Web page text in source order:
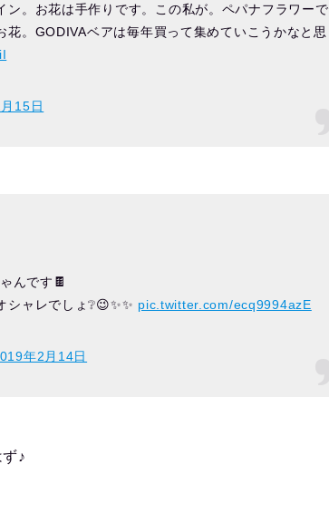
ン。お花は手作りです。この私が。ペパナフラワーで
。GODIVAベアは毎年買って集めていこうかなと思
15日
んです🍫
ャレでしょ❔😉✨✨ pic.twitter.com/ecq9994azE
年2月14日
♪